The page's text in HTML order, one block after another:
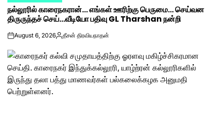
IN
நல்லூரில் காரைநகரான்… எங்கள் ஊரிற்கு பெருமை… செய்வன
திருருந்தச் செய்…வீடியோ பதிவு GL Tharshan நன்றி
onAugust 6, 2026Posted
தீசன் திரவியநாதன்